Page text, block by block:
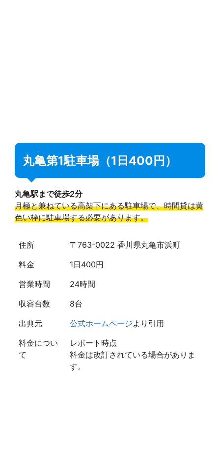
丸亀第1駐車場（1日400円）
丸亀駅まで徒歩2分
月極と兼ねている高架下にある駐車場で、時間貸は黄
色い枠に駐車場する必要があります。
住所
〒763-0022 香川県丸亀市浜町
料金
1日400円
営業時間
24時間
収容台数
8台
出典元
公式ホームページより引用
料金につい
て
レポート時点
料金は改訂されている場合がありま
す。